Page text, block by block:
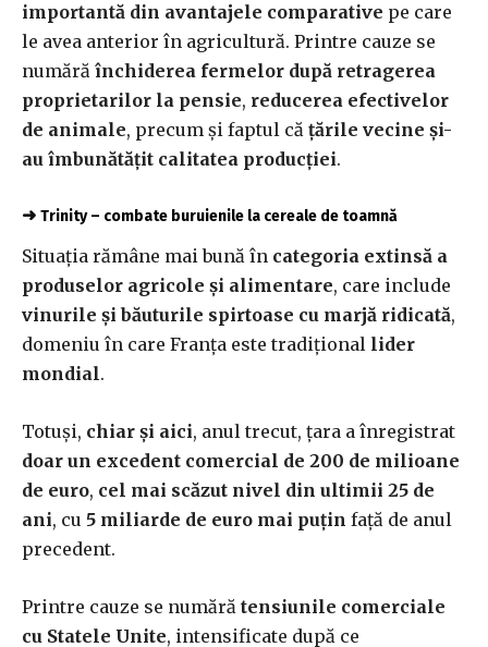
importantă din avantajele comparative pe care
le avea anterior în agricultură. Printre cauze se
numără închiderea fermelor după retragerea
proprietarilor la pensie, reducerea efectivelor
de animale, precum și faptul că țările vecine și-
au îmbunătățit calitatea producției.
➜ Trinity – combate buruienile la cereale de toamnă
Situația rămâne mai bună în categoria extinsă a
produselor agricole și alimentare, care include
vinurile și băuturile spirtoase cu marjă ridicată,
domeniu în care Franța este tradițional lider
mondial.
Totuși, chiar și aici, anul trecut, țara a înregistrat
doar un excedent comercial de 200 de milioane
de euro, cel mai scăzut nivel din ultimii 25 de
ani, cu 5 miliarde de euro mai puțin față de anul
precedent.
Printre cauze se numără tensiunile comerciale
cu Statele Unite, intensificate după ce